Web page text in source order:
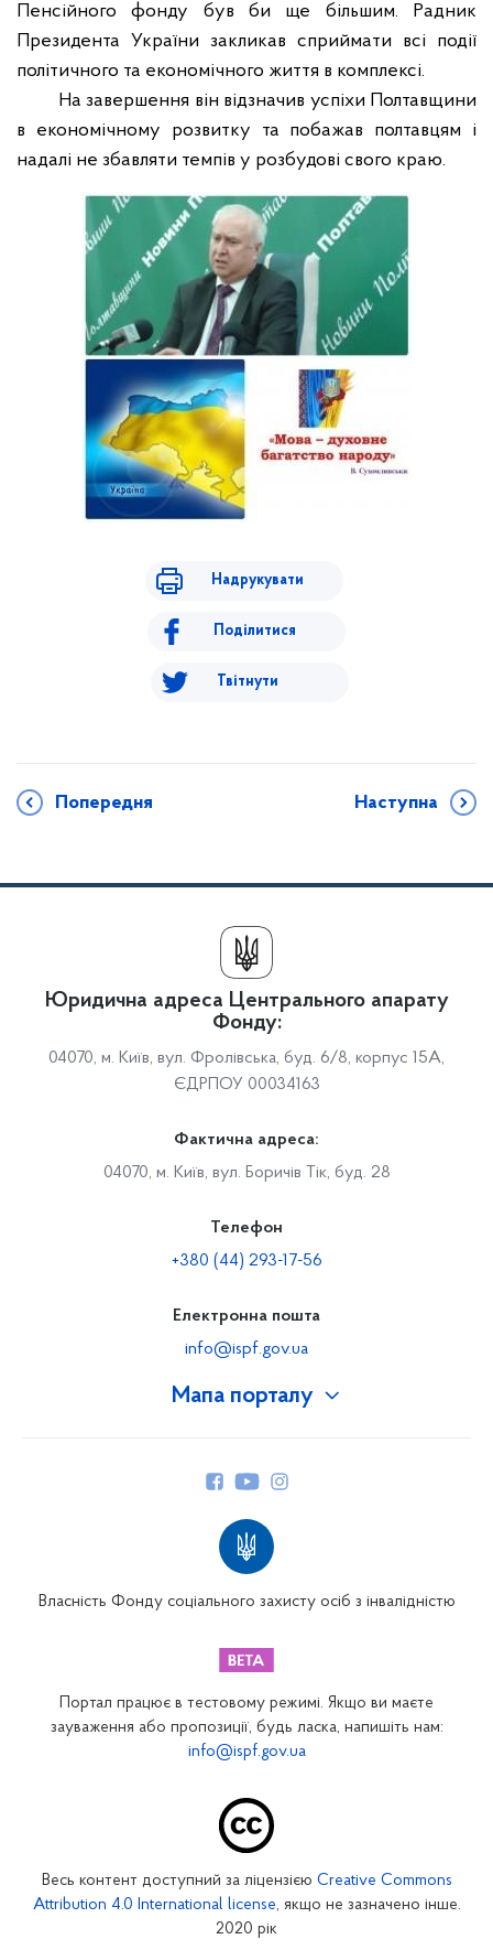
Пенсійного фонду був би ще більшим. Радник
Президента України закликав сприймати всі події
політичного та економічного життя в комплексі.
На завершення він відзначив успіхи Полтавщини
в економічному розвитку та побажав полтавцям і
надалі не збавляти темпів у розбудові свого краю.
Надрукувати
Поділитися
Твітнути
Попередня Наступна
Мапа порталу
Закарпатське відділення
Запорізьке відділення
Кіровоградське відділення
Юридична адреса Центрального апарату
Фонду:
04070, м. Київ, вул. Фролівська, буд. 6/8, корпус 15А,
ЄДРПОУ 00034163
Фактична адреса:
04070, м. Київ, вул. Боричів Тік, буд. 28
Телефон
+380 (44) 293-17-56
Електронна пошта
info@ispf.gov.ua
Власність Фонду соціального захисту осіб з інвалідністю
Портал працює в тестовому режимі. Якщо ви маєте
зауваження або пропозиції, будь ласка, напишіть нам:
info@ispf.gov.ua
Весь контент доступний за ліцензією Creative Commons
Attribution 4.0 International license, якщо не зазначено інше.
2020 рік